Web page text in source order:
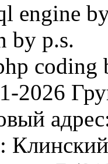
engine
by p.s.
coding
2026